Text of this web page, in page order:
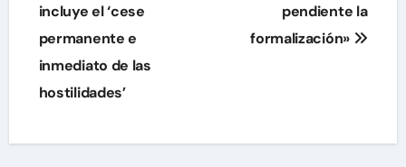
incluye el ‘cese
permanente e
inmediato de las
hostilidades’
pendiente la
formalización»